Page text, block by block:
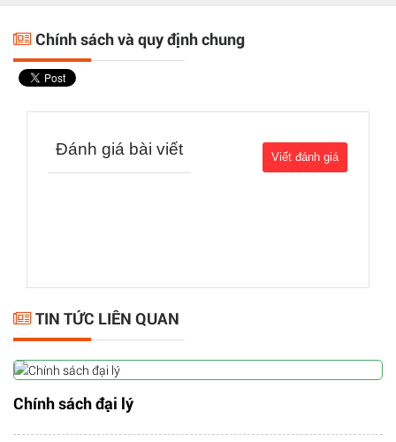
Chính sách và quy định chung
Đánh giá bài viết
TIN TỨC LIÊN QUAN
Chính sách đại lý